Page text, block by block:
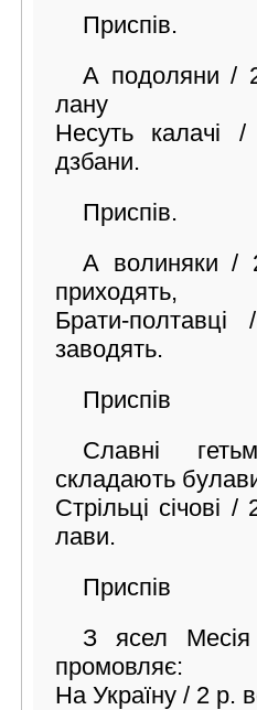
Приспів.
А подоляни /
лану
Несуть калачі
дзбани.
Приспів.
А волиняки /
приходять,
Брати-
заводять.
Приспів
Славні
складають
Стрільці січові
лави.
Приспів
З ясел
промовляє:
На Україну / 2 р.